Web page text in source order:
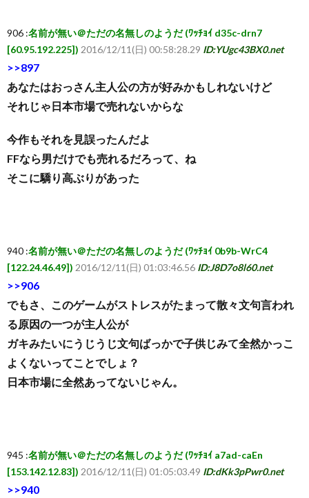
906 :名前が無い＠ただの名無しのようだ (ﾜｯﾁｮｲ d35c-drn7
[60.95.192.225]) 2016/12/11(日) 00:58:28.29 ID:YUgc43BX0.net
>>897
あなたはおっさん主人公の方が好みかもしれないけど
それじゃ日本市場で売れないからな
今作もそれを見誤ったんだよ
FFなら男だけでも売れるだろって、ね
そこに驕り高ぶりがあった
940 :名前が無い＠ただの名無しのようだ (ﾜｯﾁｮｲ 0b9b-WrC4
[122.24.46.49]) 2016/12/11(日) 01:03:46.56 ID:J8D7o8l60.net
>>906
でもさ、このゲームがストレスがたまって散々文句言われ
る原因の一つが主人公が
ガキみたいにうじうじ文句ばっかで子供じみて全然かっこ
よくないってことでしょ？
日本市場に全然あってないじゃん。
945 :名前が無い＠ただの名無しのようだ (ﾜｯﾁｮｲ a7ad-caEn
[153.142.12.83]) 2016/12/11(日) 01:05:03.49 ID:dKk3pPwr0.net
>>940